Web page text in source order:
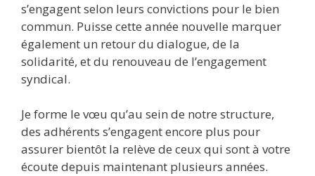
s’engagent selon leurs convictions pour le bien
commun. Puisse cette année nouvelle marquer
également un retour du dialogue, de la
solidarité, et du renouveau de l’engagement
syndical.
Je forme le vœu qu’au sein de notre structure,
des adhérents s’engagent encore plus pour
assurer bientôt la relève de ceux qui sont à votre
écoute depuis maintenant plusieurs années.